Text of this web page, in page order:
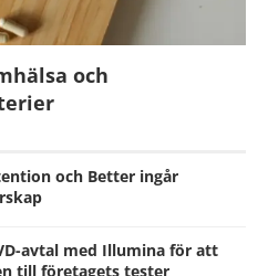
och
och Better ingår
avtal med Illumina för att
till företagets tester